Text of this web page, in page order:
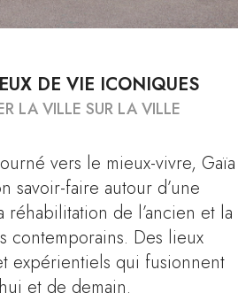
DE VIE ICONIQUES
LA VILLE SUR LA VILLE
vers le mieux-vivre, Gaïa
savoir-faire autour d’une
de l’ancien et la
contemporains. Des lieux
expérientiels qui fusionnent
et de demain.